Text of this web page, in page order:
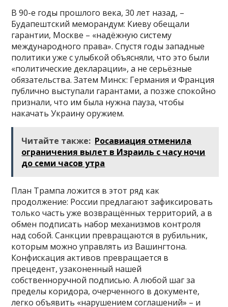
В 90-е годы прошлого века, 30 лет назад, –
Будапештский меморандум: Киеву обещали
гарантии, Москве – «надёжную систему
международного права». Спустя годы западные
политики уже с улыбкой объясняли, что это были
«политические декларации», а не серьёзные
обязательства. Затем Минск: Германия и Франция
публично выступали гарантами, а позже спокойно
признали, что им была нужна пауза, чтобы
накачать Украину оружием.
Читайте также: Росавиация отменила
ограничения вылет в Израиль с часу ночи
до семи часов утра
План Трампа ложится в этот ряд как
продолжение: России предлагают зафиксировать
только часть уже возвращённых территорий, а в
обмен подписать набор механизмов контроля
над собой. Санкции превращаются в рубильник,
которым можно управлять из Вашингтона.
Конфискация активов превращается в
прецедент, узаконенный нашей
собственноручной подписью. А любой шаг за
пределы коридора, очерченного в документе,
легко объявить «нарушением соглашений» – и